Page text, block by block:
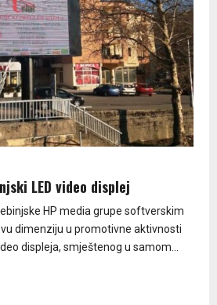
LED video displej
HP media grupe softverskim
dimenziju u promotivne aktivnosti
displeja, smještenog u samom...